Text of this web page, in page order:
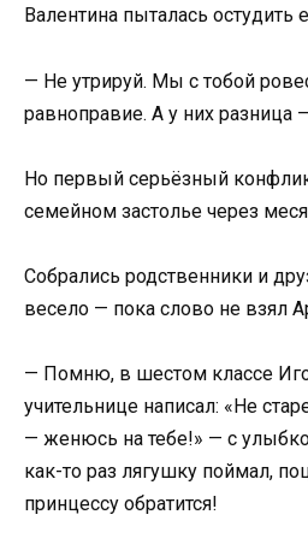
Валентина пыталась остудить
— Не утрируй. Мы с тобой
равноправие. А у них разница
Но первый серьёзный
семейном застолье через
Собрались родственники и
весело — пока слово не взял
— Помню, в шестом классе
учительнице написал: «Не
— женюсь на тебе!» — с
как-то раз лягушку поймал,
принцессу обратится!